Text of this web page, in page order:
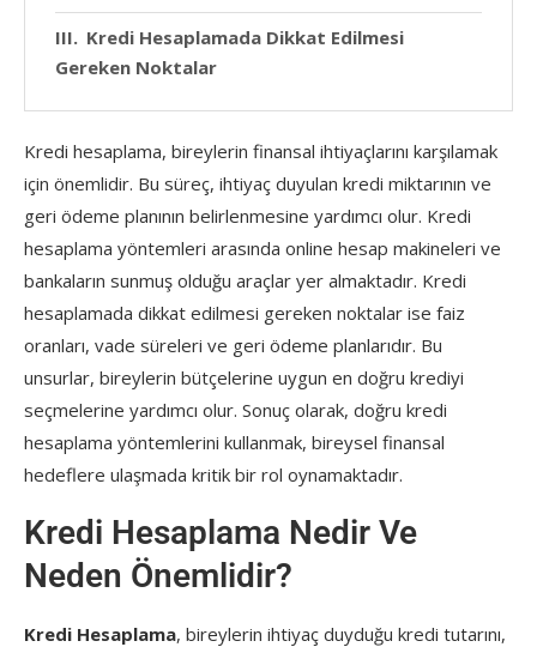
Kredi Hesaplamada Dikkat Edilmesi
Gereken Noktalar
Kredi hesaplama, bireylerin finansal ihtiyaçlarını karşılamak
için önemlidir. Bu süreç, ihtiyaç duyulan kredi miktarının ve
geri ödeme planının belirlenmesine yardımcı olur. Kredi
hesaplama yöntemleri arasında online hesap makineleri ve
bankaların sunmuş olduğu araçlar yer almaktadır. Kredi
hesaplamada dikkat edilmesi gereken noktalar ise faiz
oranları, vade süreleri ve geri ödeme planlarıdır. Bu
unsurlar, bireylerin bütçelerine uygun en doğru krediyi
seçmelerine yardımcı olur. Sonuç olarak, doğru kredi
hesaplama yöntemlerini kullanmak, bireysel finansal
hedeflere ulaşmada kritik bir rol oynamaktadır.
Kredi Hesaplama Nedir Ve
Neden Önemlidir?
Kredi Hesaplama, bireylerin ihtiyaç duyduğu kredi tutarını,